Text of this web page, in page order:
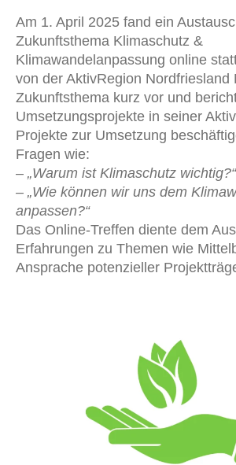
Am 1. April 2025 fand ein
Zukunftsthema Klimaschutz &
Klimawandelanpassung online
von der AktivRegion Nordfriesland
Zukunftsthema kurz vor und
Umsetzungsprojekte in seiner
Projekte zur Umsetzung
Fragen wie:
– „Warum ist Klimaschutz wichtig?“
– „Wie können wir uns dem
anpassen?“
Das Online-Treffen diente dem
Erfahrungen zu Themen wie
Ansprache potenzieller